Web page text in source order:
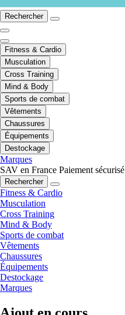
Rechercher
Fitness & Cardio
Musculation
Cross Training
Mind & Body
Sports de combat
Vêtements
Chaussures
Équipements
Destockage
Marques
SAV en France Paiement sécurisé
Rechercher
Fitness & Cardio
Musculation
Cross Training
Mind & Body
Sports de combat
Vêtements
Chaussures
Équipements
Destockage
Marques